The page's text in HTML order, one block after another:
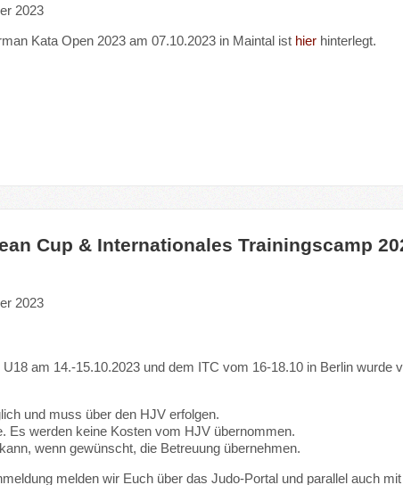
2023
Kata Open 2023 am 07.10.2023 in Maintal isthierhinterlegt.
Cup & Internationales Trainingscamp
2023
am 14.-15.10.2023 und dem ITC vom 16-18.10 in Berlin wurde
und muss über den HJV erfolgen.
Es werden keine Kosten vom HJV übernommen.
wenn gewünscht, die Betreuung übernehmen.
melden wir Euch über das Judo-Portal und parallel auch